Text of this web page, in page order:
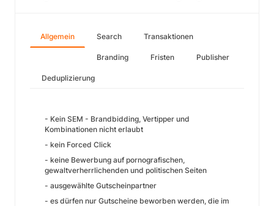
Allgemein Search Transaktionen
Branding Fristen Publisher
Deduplizierung
- Kein SEM - Brandbidding, Vertipper und
Kombinationen nicht erlaubt
- kein Forced Click
- keine Bewerbung auf pornografischen,
gewaltverherrlichenden und politischen Seiten
- ausgewählte Gutscheinpartner
- es dürfen nur Gutscheine beworben werden, die im